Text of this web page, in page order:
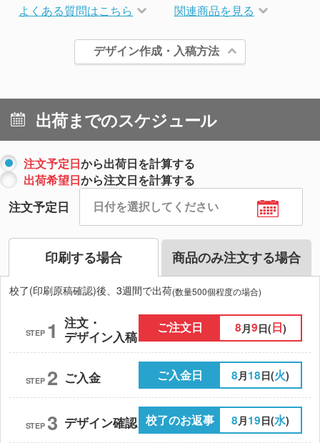
よくある質問はこちら 関連商品を見る
デザイン作成・入稿方法
出荷までのスケジュール
注文予定日から出荷日を計算する
出荷希望日から注文日を計算する
注文予定日
印刷する場合 商品のみ注文する場合
校了(印刷原稿確認)後、3週間で出荷(数量500個程度の場合)
STEP 1 注文・
デザイン入稿
ご注文日 8 月9日(日)
STEP 2 ご入金 ご入金日 8月18日(火)
STEP 3 デザイン確認 校了のお返事 8月19日(水)